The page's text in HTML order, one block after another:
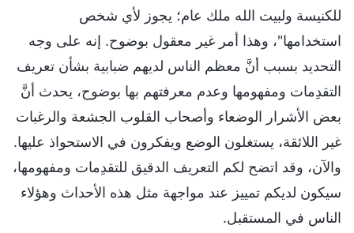
للكنيسة ولبيت الله ملك عام؛ يجوز لأي شخص
استخدامها"، وهذا أمر غير معقول بوضوح. إنه على وجه
التحديد بسبب أنَّ معظم الناس لديهم ضبابية بشأن تعريف
التقدِمات ومفهومها وعدم معرفتهم بها بوضوح، يحدث أنَّ
بعض الأشرار الوضعاء وأصحاب القلوب الجشعة والرغبات
غير اللائقة، يستغلون الوضع ويفكرون في الاستحواذ عليها.
والآن، وقد اتضح لكم التعريف الدقيق للتقدِمات ومفهومها،
سيكون لديكم تمييز عند مواجهة مثل هذه الأحداث وهؤلاء
الناس في المستقبل.